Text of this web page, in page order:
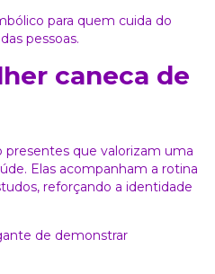
para quem cuida do
pessoas.
caneca de
presentes que valorizam uma
Elas acompanham a rotina
reforçando a identidade
de demonstrar